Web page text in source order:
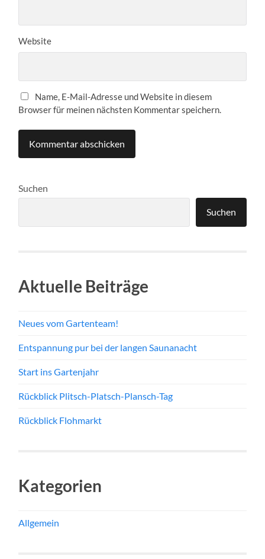
Website
Name, E-Mail-Adresse und Website in diesem
Browser für meinen nächsten Kommentar speichern.
Suchen
Suchen
Aktuelle Beiträge
Neues vom Gartenteam!
Entspannung pur bei der langen Saunanacht
Start ins Gartenjahr
Rückblick Plitsch-Platsch-Plansch-Tag
Rückblick Flohmarkt
Kategorien
Allgemein